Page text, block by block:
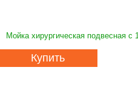
Мойка хирургическая подвесная
Купить